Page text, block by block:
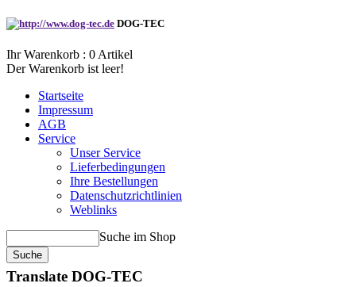
DOG-TEC
Ihr Warenkorb : 0 Artikel
Der Warenkorb ist leer!
Startseite
Impressum
AGB
Service
Unser Service
Lieferbedingungen
Ihre Bestellungen
Datenschutzrichtlinien
Weblinks
Suche im Shop
Translate DOG-TEC